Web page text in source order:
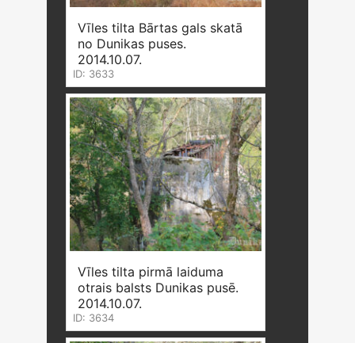
Vīles tilta Bārtas gals skatā
no Dunikas puses.
2014.10.07.
ID: 3633
Vīles tilta pirmā laiduma
otrais balsts Dunikas pusē.
2014.10.07.
ID: 3634